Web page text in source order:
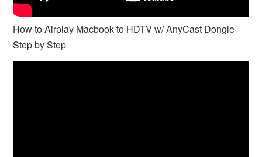
How to Airplay Macbook to HDTV w/ AnyCast Dongle-
Step by Step